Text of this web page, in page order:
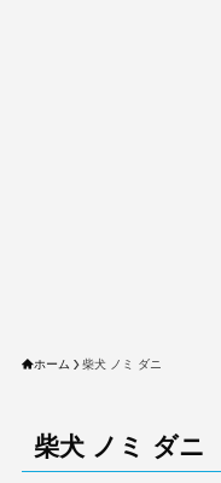
ホーム 柴犬 ノミ ダニ
柴犬 ノミ ダニ